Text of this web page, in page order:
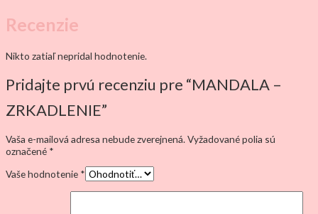
Recenzie
Nikto zatiaľ nepridal hodnotenie.
Pridajte prvú recenziu pre “MANDALA –
ZRKADLENIE”
Vaša e-mailová adresa nebude zverejnená. Vyžadované polia sú
označené *
Vaše hodnotenie *